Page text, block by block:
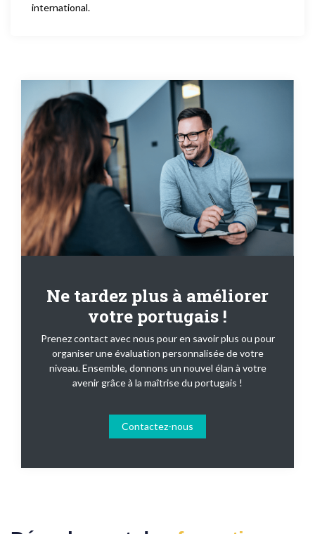
international.
Ne tardez plus à améliorer
votre portugais !
Prenez contact avec nous pour en savoir plus ou pour
organiser une évaluation personnalisée de votre
niveau. Ensemble, donnons un nouvel élan à votre
avenir grâce à la maîtrise du portugais !
Contactez-nous